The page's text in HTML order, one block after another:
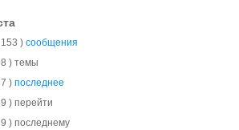
153 )сообщения
) темы
)последнее
) перейти
) последнему